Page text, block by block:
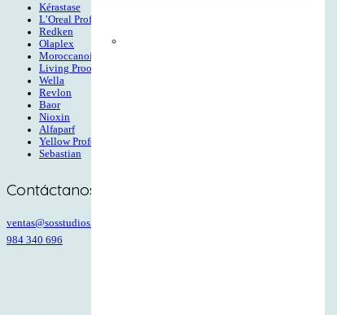
Kérastase
L’Oreal Profesional
Redken
Olaplex
Moroccanoil
Living Proof
Wella
Revlon
Baor
Nioxin
Alfaparf
Yellow Professional
Sebastian
Contáctanos
ventas@sosstudioshop.pe
984 340 696